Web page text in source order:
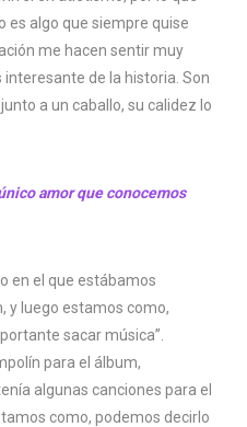
es algo que siempre quise
me hacen sentir muy
de la historia. Son
a un caballo, su calidez lo
amor que conocemos
en el que estábamos
y luego estamos como,
sacar música”.
para el álbum,
algunas canciones para el
como, podemos decirlo